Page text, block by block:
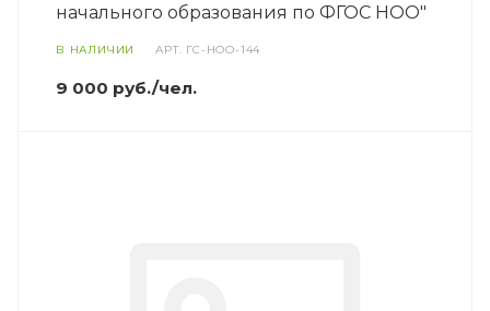
начального образования по ФГОС НОО"
В НАЛИЧИИ АРТ. ГС-НОО-144
9 000 руб./чел.